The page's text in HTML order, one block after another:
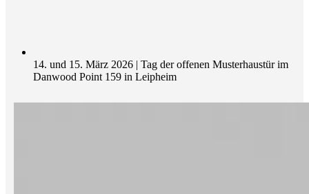
14. und 15. März 2026 | Tag der offenen Musterhaustür im
Danwood Point 159 in Leipheim